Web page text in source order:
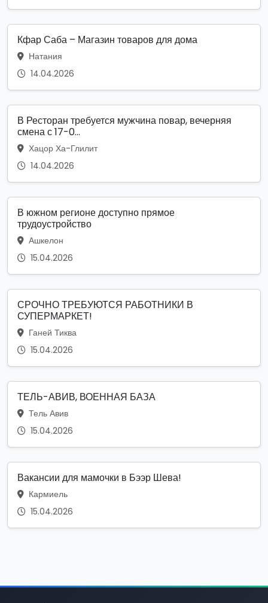
Кфар Саба – Магазин товаров для дома
Натания
14.04.2026
В Ресторан требуется мужчина повар, вечерняя
смена с 17-0...
Хацор Ха-Глилит
14.04.2026
В южном регионе доступно прямое
трудоустройство
Ашкелон
15.04.2026
СРОЧНО ТРЕБУЮТСЯ РАБОТНИКИ В
СУПЕРМАРКЕТ!
Ганей Тиква
15.04.2026
ТЕЛЬ-АВИВ, ВОЕННАЯ БАЗА
Тель Авив
15.04.2026
Вакансии для мамочки в Бээр Шева!
Кармиель
15.04.2026